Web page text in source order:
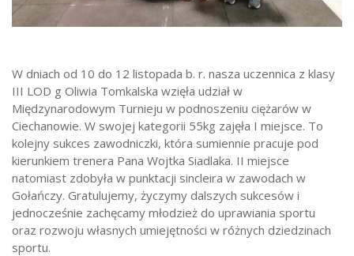
Bursa/Internat
Zadania realizowane z budżetu państwa
W dniach od 10 do 12 listopada b. r. nasza uczennica z klasy
III LOD g Oliwia Tomkalska wzięła udział w
Międzynarodowym Turnieju w podnoszeniu ciężarów w
Ciechanowie. W swojej kategorii 55kg zajęła I miejsce. To
kolejny sukces zawodniczki, która sumiennie pracuje pod
kierunkiem trenera Pana Wojtka Siadlaka. II miejsce
natomiast zdobyła w punktacji sincleira w zawodach w
Gołańczy. Gratulujemy, życzymy dalszych sukcesów i
jednocześnie zachęcamy młodzież do uprawiania sportu
oraz rozwoju własnych umiejętności w różnych dziedzinach
sportu.